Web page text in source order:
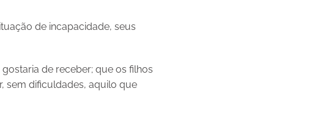
de incapacidade, seus
de receber; que os filhos
sem dificuldades, aquilo que